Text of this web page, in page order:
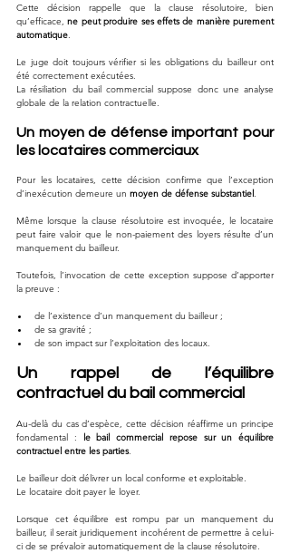
Cette décision rappelle que la clause résolutoire, bien
qu’efficace, ne peut produire ses effets de manière purement
automatique.
Le juge doit toujours vérifier si les obligations du bailleur ont
été correctement exécutées.
La résiliation du bail commercial suppose donc une analyse
globale de la relation contractuelle.
Un moyen de défense important pour
les locataires commerciaux
Pour les locataires, cette décision confirme que l’exception
d’inexécution demeure un moyen de défense substantiel.
Même lorsque la clause résolutoire est invoquée, le locataire
peut faire valoir que le non-paiement des loyers résulte d’un
manquement du bailleur.
Toutefois, l’invocation de cette exception suppose d’apporter
la preuve :
de l’existence d’un manquement du bailleur ;
de sa gravité ;
de son impact sur l’exploitation des locaux.
Un rappel de l’équilibre
contractuel du bail commercial
Au-delà du cas d’espèce, cette décision réaffirme un principe
fondamental :
le bail commercial repose sur un équilibre
contractuel entre les parties.
Le bailleur doit délivrer un local conforme et exploitable.
Le locataire doit payer le loyer.
Lorsque cet équilibre est rompu par un manquement du
bailleur, il serait juridiquement incohérent de permettre à celui-
ci de se prévaloir automatiquement de la clause résolutoire.